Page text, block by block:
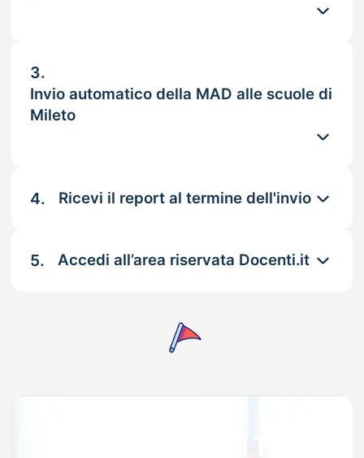
3.
Invio automatico della MAD alle scuole di
Mileto
4. Ricevi il report al termine dell'invio
5. Accedi all’area riservata Docenti.it